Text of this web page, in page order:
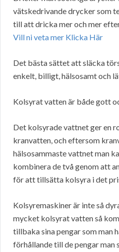
vätskedrivande drycker som
till att dricka mer och mer
Vill ni veta mer Klicka Här
Det bästa sättet att släcka
enkelt, billigt, hälsosamt och
Kolsyrat vatten är både gott
Det kolsyrade vattnet ger en
kranvatten, och eftersom
hälsosammaste vattnet man
kombinera de två genom att
för att tillsätta kolsyra i det
Kolsyremaskiner är inte så
mycket kolsyrat vatten så
tillbaka sina pengar som man
förhållande till de pengar man